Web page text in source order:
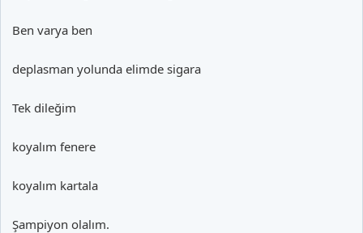
Ben varya ben
deplasman yolunda elimde sigara
Tek dileğim
koyalım fenere
koyalım kartala
Şampiyon olalım.